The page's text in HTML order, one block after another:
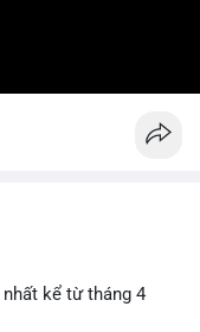
kể từ tháng 4